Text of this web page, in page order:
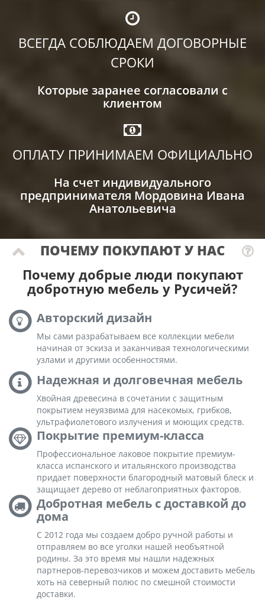
ВСЕГДА СОБЛЮДАЕМ ДОГОВОРНЫЕ
СРОКИ
Которые заранее согласовали с
клиентом
ОПЛАТУ ПРИНИМАЕМ ОФИЦИАЛЬНО
На счет индивидуального
предпринимателя Мордовина Ивана
Анатольевича
ПОЧЕМУ ПОКУПАЮТ У НАС
Почему добрые люди покупают
добротную мебель у Русичей?
Авторский дизайн
Мы сами разрабатываем все коллекции мебели
начиная от эскиза и заканчивая технологическими
узлами и другими особенностями.
Надежная и долговечная мебель
Хвойная древесина в сочетании с защитным
покрытием неуязвима для насекомых, грибков,
ультрафиолетового излучения и моющих средств.
Покрытие премиум-класса
Профессиональное лаковое покрытие премиум-
класса испанского и итальянского производства
придает поверхности благородный матовый блеск и
защищает дерево от неблагоприятных факторов.
Добротная мебель с доставкой до
дома
С 2012 года мы создаем добро ручной работы и
отправляем во все уголки нашей необъятной
родины. За это время мы нашли надежных
партнеров-перевозчиков и можем доставить мебель
хоть на северный полюс по смешной стоимости
доставки.